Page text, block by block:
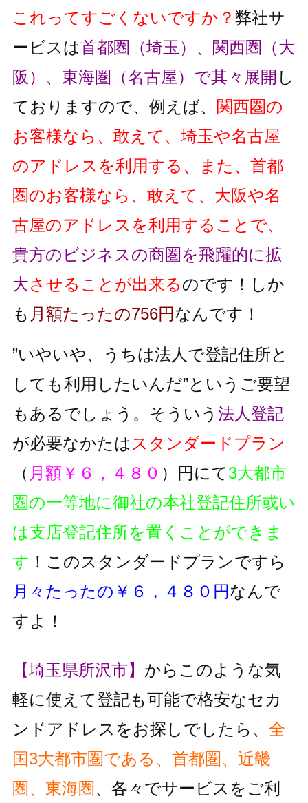
これってすごくないですか？ 弊社サ
ービスは首都圏（埼玉）、関西圏（大
阪）、東海圏（名古屋）で其々展開 し
ておりますので、例えば、 関西圏の
お客様なら、敢えて、埼玉や名古屋
のアドレスを利用する、また、首都
圏のお客様なら、敢えて、大阪や名
古屋のアドレスを利用することで、
貴方のビジネスの商圏を飛躍的に拡
大させることが出来るのです！しか
も 月額たったの756円なんです！
”いやいや、うちは法人で登記住所と
しても利用したいんだ”というご要望
もあるでしょう。そういう 法人登記
が必要なかたは スタンダードプラン
（ 月額￥６，４８０ ）円にて3大都市
圏の一等地に御社の本社登記住所或い
は支店登記住所を置くことができま
す ！このスタンダードプランですら
月々たったの￥６，４８０円なんで
すよ！
【埼玉県所沢市】 からこのような気
軽に使えて登記も可能で格安なセカ
ンドアドレスをお探しでしたら、 全
国3大都市圏である、首都圏、近畿
圏、東海圏、各々でサービスをご利